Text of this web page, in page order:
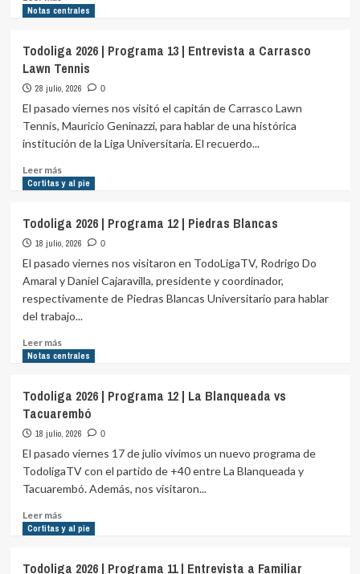
Universitario
más
2026
|
Programa
14
Entrevista
a
Universitario
Notas centrales
Todoliga 2026 | Programa 13 | Entrevista a Carrasco
Lawn Tennis
28 julio, 2026 0
El pasado viernes nos visitó el capitán de Carrasco Lawn
Tennis, Mauricio Geninazzi, para hablar de una histórica
institución de la Liga Universitaria. El recuerdo...
Leer másLeer
más
2026
|
Programa
13
|
Entrevista
a
Lawn
Tennis
Cortitas y al pie
Todoliga 2026 | Programa 12 | Piedras Blancas
18 julio, 2026 0
El pasado viernes nos visitaron en TodoLigaTV, Rodrigo Do
Amaral y Daniel Cajaravilla, presidente y coordinador,
respectivamente de Piedras Blancas Universitario para hablar
del trabajo...
Leer másLeer
más
2026
|
Programa
12
Piedras
Blancas
Notas centrales
Todoliga 2026 | Programa 12 | La Blanqueada vs
Tacuarembó
18 julio, 2026 0
El pasado viernes 17 de julio vivimos un nuevo programa de
TodoligaTV con el partido de +40 entre La Blanqueada y
Tacuarembó. Además, nos visitaron...
Leer másLeer
más
Cortitas y al pie
Todoliga 2026 | Programa 11 | Entrevista a Familiar